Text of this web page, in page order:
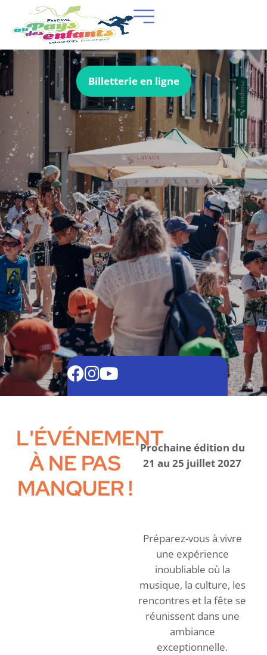
Billetterie en ligne
L'ÉVÉNEMENT
À NE PAS
MANQUER !
Prochaine édition du
21 au 25 juillet 2027
Préparez-vous à vivre
une expérience
inoubliable où la
musique, la culture, les
rencontres et la fête se
réunissent dans une
ambiance
exceptionnelle.